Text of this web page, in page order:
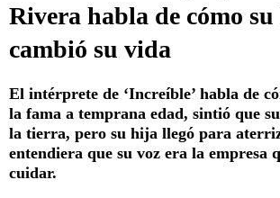
Rivera habla de cómo
cambió su vida
El intérprete de ‘Increíble’ habla de
la fama a temprana edad, sintió que
la tierra, pero su hija llegó para
entendiera que su voz era la empresa
cuidar.